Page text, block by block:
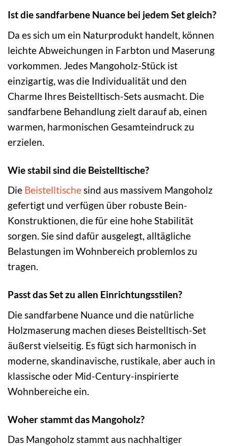
Ist die sandfarbene Nuance bei jedem Set gleich?
Da es sich um ein Naturprodukt handelt, können
leichte Abweichungen in Farbton und Maserung
vorkommen. Jedes Mangoholz-Stück ist
einzigartig, was die Individualität und den
Charme Ihres Beistelltisch-Sets ausmacht. Die
sandfarbene Behandlung zielt darauf ab, einen
warmen, harmonischen Gesamteindruck zu
erzielen.
Wie stabil sind die Beistelltische?
Die Beistelltischesind aus massivem Mangoholz
gefertigt und verfügen über robuste Bein-
Konstruktionen, die für eine hohe Stabilität
sorgen. Sie sind dafür ausgelegt, alltägliche
Belastungen im Wohnbereich problemlos zu
tragen.
Passt das Set zu allen Einrichtungsstilen?
Die sandfarbene Nuance und die natürliche
Holzmaserung machen dieses Beistelltisch-Set
äußerst vielseitig. Es fügt sich harmonisch in
moderne, skandinavische, rustikale, aber auch in
klassische oder Mid-Century-inspirierte
Wohnbereiche ein.
Woher stammt das Mangoholz?
Das Mangoholz stammt aus nachhaltiger